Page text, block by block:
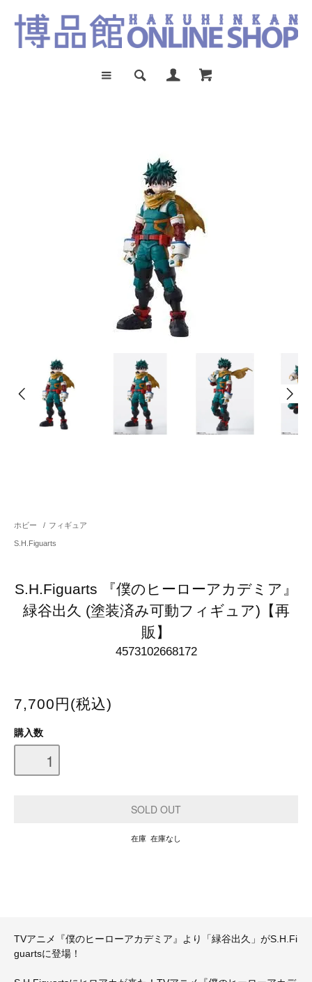
ホビー / フィギュア
S.H.Figuarts
S.H.Figuarts 『僕のヒーローアカデミア』
緑谷出久 (塗装済み可動フィギュア)【再
販】
4573102668172
7,700円(税込)
購入数
在庫 在庫なし
TVアニメ『僕のヒーローアカデミア』より「緑谷出久」がS.H.Fi
guartsに登場！